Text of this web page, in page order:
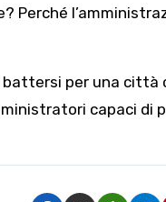
Perché
battersi per una
capaci